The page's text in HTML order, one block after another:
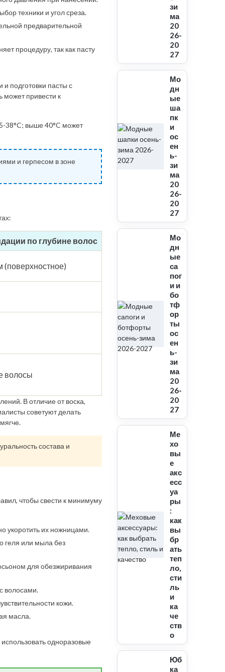
техники и угол среза.
предварительной
процедуру, так как пасту
подготовки пасты с
может привести к
38°C; выше 40°C может
и герпесом в зоне
по глубине волос
(поверхностное)
волосы
В отличие от воска,
советуют делать
состава и
чтобы свести к минимуму
укоротить их ножницами.
геля или мыла без
для обезжиривания
волосами.
кожи.
масла.
одноразовые
зи
ма
20
26-
20
27
Мо
дн
ые
ша
пк
и
ос
ен
ь-
зи
ма
20
26-
20
27
Мо
дн
ые
са
пог
и и
бо
тф
ор
ты
ос
ен
ь-
зи
ма
20
26-
20
27
Ме
хо
вы
е
акс
есс
уа
ры
:
как
вы
бр
ать
теп
ло,
сти
ль
и
ка
че
ств
о
Юб
ка